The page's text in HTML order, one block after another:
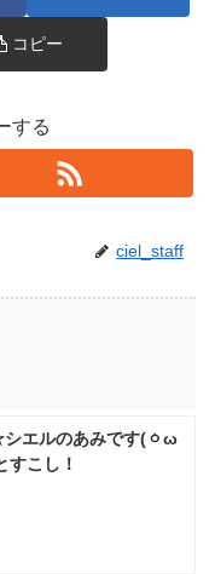
コピー
する
ciel_staff
エルのあみです(ㆁω
すこし！